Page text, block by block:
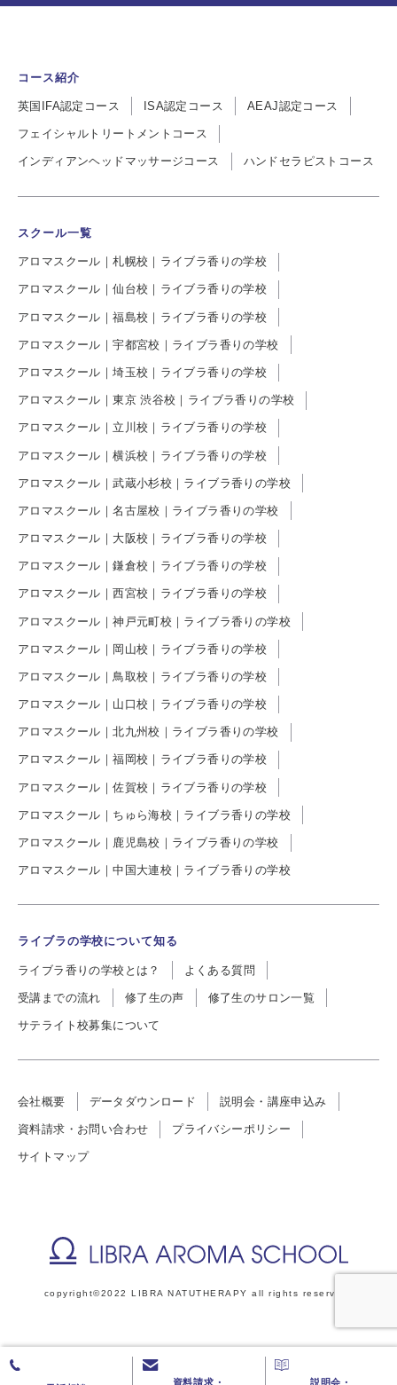
資料請求・ 説明会・
コース紹介
英国IFA認定コース ISA認定コース AEAJ認定コース
フェイシャルトリートメントコース
インディアンヘッドマッサージコース ハンドセラピストコース
スクール一覧
アロマスクール｜札幌校｜ライブラ香りの学校
アロマスクール｜仙台校｜ライブラ香りの学校
アロマスクール｜福島校｜ライブラ香りの学校
アロマスクール｜宇都宮校｜ライブラ香りの学校
アロマスクール｜埼玉校｜ライブラ香りの学校
アロマスクール｜東京 渋谷校｜ライブラ香りの学校
アロマスクール｜立川校｜ライブラ香りの学校
アロマスクール｜横浜校｜ライブラ香りの学校
アロマスクール｜武蔵小杉校｜ライブラ香りの学校
アロマスクール｜名古屋校｜ライブラ香りの学校
アロマスクール｜大阪校｜ライブラ香りの学校
アロマスクール｜鎌倉校｜ライブラ香りの学校
アロマスクール｜西宮校｜ライブラ香りの学校
アロマスクール｜神戸元町校｜ライブラ香りの学校
アロマスクール｜岡山校｜ライブラ香りの学校
アロマスクール｜鳥取校｜ライブラ香りの学校
アロマスクール｜山口校｜ライブラ香りの学校
アロマスクール｜北九州校｜ライブラ香りの学校
アロマスクール｜福岡校｜ライブラ香りの学校
アロマスクール｜佐賀校｜ライブラ香りの学校
アロマスクール｜ちゅら海校｜ライブラ香りの学校
アロマスクール｜鹿児島校｜ライブラ香りの学校
アロマスクール｜中国大連校｜ライブラ香りの学校
ライブラの学校について知る
ライブラ香りの学校とは？ よくある質問
受講までの流れ 修了生の声 修了生のサロン一覧
サテライト校募集について
会社概要 データダウンロード 説明会・講座申込み
資料請求・お問い合わせ プライバシーポリシー
サイトマップ
copyright©2022 LIBRA NATUTHERAPY all rights reserved.